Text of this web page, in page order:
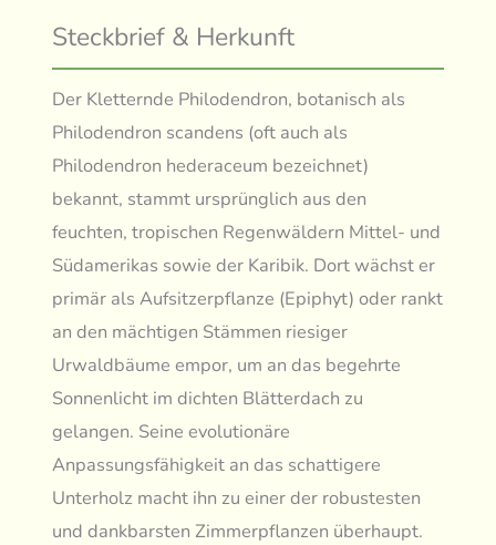
Steckbrief & Herkunft
Der Kletternde Philodendron, botanisch als
Philodendron scandens (oft auch als
Philodendron hederaceum bezeichnet)
bekannt, stammt ursprünglich aus den
feuchten, tropischen Regenwäldern Mittel- und
Südamerikas sowie der Karibik. Dort wächst er
primär als Aufsitzerpflanze (Epiphyt) oder rankt
an den mächtigen Stämmen riesiger
Urwaldbäume empor, um an das begehrte
Sonnenlicht im dichten Blätterdach zu
gelangen. Seine evolutionäre
Anpassungsfähigkeit an das schattigere
Unterholz macht ihn zu einer der robustesten
und dankbarsten Zimmerpflanzen überhaupt.